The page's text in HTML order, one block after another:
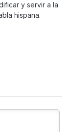
y servir a la
hispana.